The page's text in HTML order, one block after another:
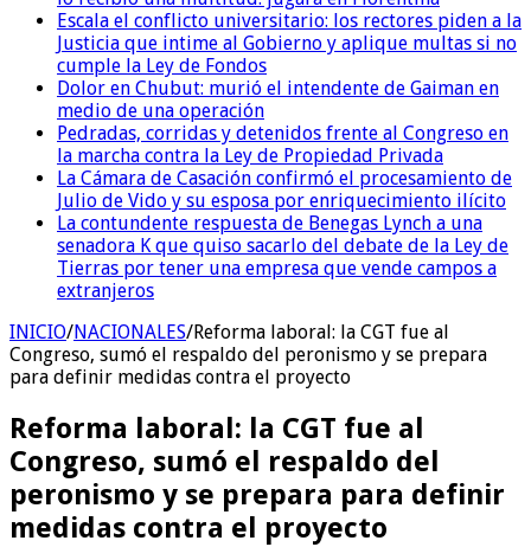
Escala el conflicto universitario: los rectores piden a la
Justicia que intime al Gobierno y aplique multas si no
cumple la Ley de Fondos
Dolor en Chubut: murió el intendente de Gaiman en
medio de una operación
Pedradas, corridas y detenidos frente al Congreso en
la marcha contra la Ley de Propiedad Privada
La Cámara de Casación confirmó el procesamiento de
Julio de Vido y su esposa por enriquecimiento ilícito
La contundente respuesta de Benegas Lynch a una
senadora K que quiso sacarlo del debate de la Ley de
Tierras por tener una empresa que vende campos a
extranjeros
INICIO/NACIONALES/Reforma laboral: la CGT fue al
Congreso, sumó el respaldo del peronismo y se prepara
para definir medidas contra el proyecto
Reforma laboral: la CGT fue al
Congreso, sumó el respaldo del
peronismo y se prepara para definir
medidas contra el proyecto